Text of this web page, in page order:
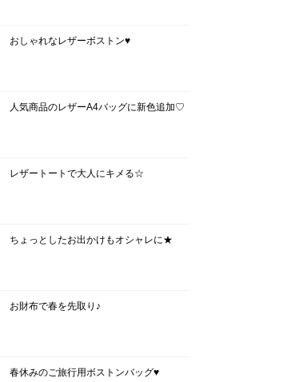
おしゃれなレザーボストン♥
人気商品のレザーA4バッグに新色追加♡
レザートートで大人にキメる☆
ちょっとしたお出かけもオシャレに★
お財布で春を先取り♪
春休みのご旅行用ボストンバッグ♥